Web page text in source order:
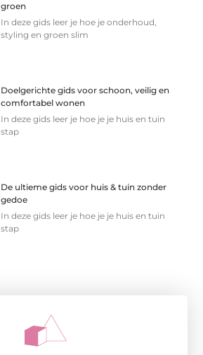
groen
In deze gids leer je hoe je onderhoud,
styling en groen slim
Doelgerichte gids voor schoon, veilig en
comfortabel wonen
In deze gids leer je hoe je je huis en tuin
stap
De ultieme gids voor huis & tuin zonder
gedoe
In deze gids leer je hoe je je huis en tuin
stap